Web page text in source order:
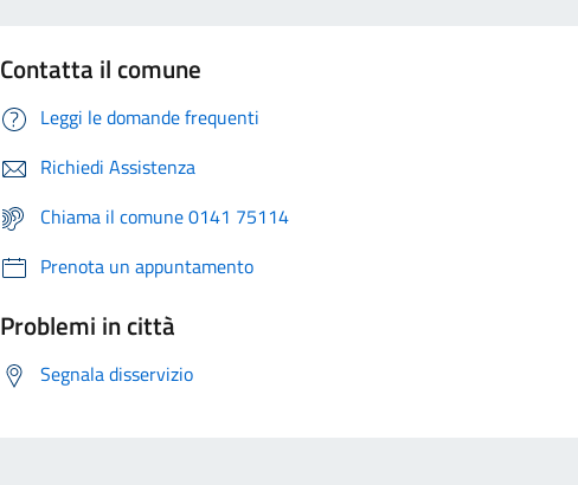
Contatta il comune
Leggi le domande frequenti
Richiedi Assistenza
Chiama il comune 0141 75114
Prenota un appuntamento
Problemi in città
Segnala disservizio